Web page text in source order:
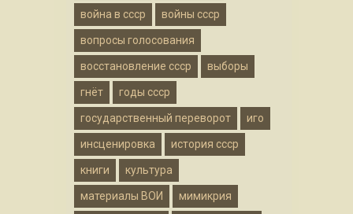
война в ссср войны ссср
вопросы голосования
восстановление ссср выборы
гнёт годы ссср
государственный переворот иго
инсценировка история ссср
книги культура
материалы ВОИ мимикрия